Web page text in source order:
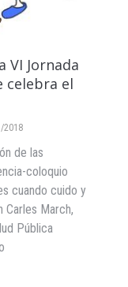
Jornada
celebra el
2018
de las
coloquio
cuando cuido y
Carles March,
Pública